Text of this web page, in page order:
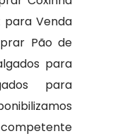
para Venda
Pão de
para
para